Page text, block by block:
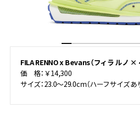
FILA RENNO x Bevans（フィラ ルノ ×
価 格：￥14,300
サイズ：23.0～29.0cm（ハーフサイズあ